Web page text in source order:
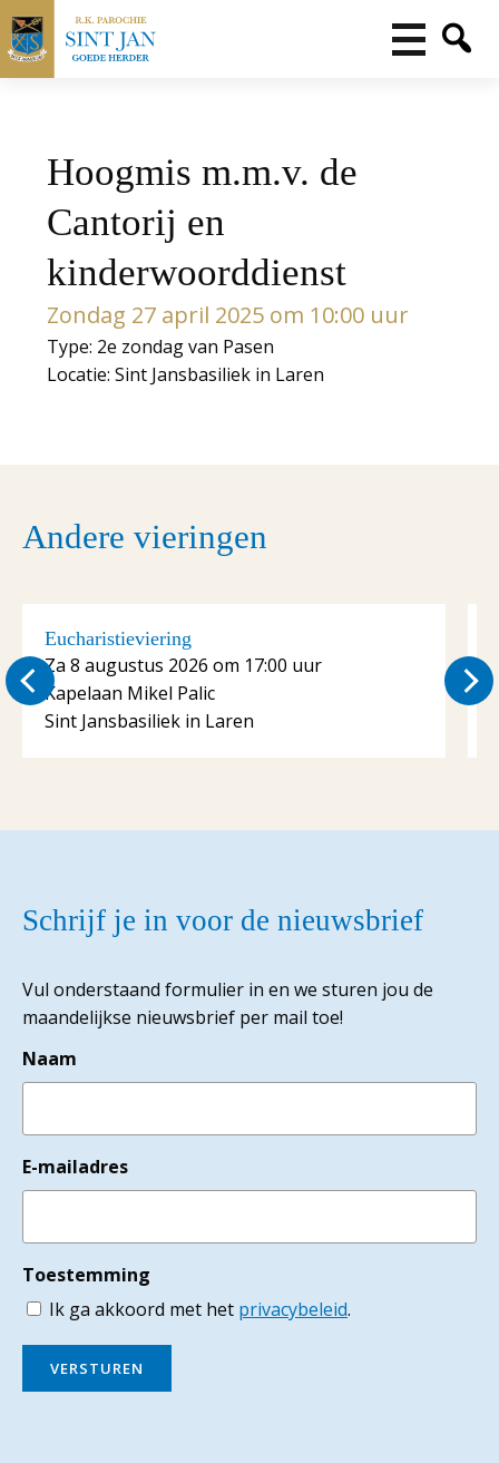
Hoogmis m.m.v. de
Cantorij en
kinderwoorddienst
Zondag 27 april 2025 om 10:00 uur
Type: 2e zondag van Pasen
Locatie: Sint Jansbasiliek in Laren
Andere vieringen
Eucharistieviering
Za 8 augustus 2026 om 17:00 uur
Kapelaan Mikel Palic
Sint Jansbasiliek in Laren
Schrijf je in voor de nieuwsbrief
Vul onderstaand formulier in en we sturen jou de
maandelijkse nieuwsbrief per mail toe!
Naam
E-mailadres
Toestemming
Ik ga akkoord met het privacybeleid.
VERSTUREN